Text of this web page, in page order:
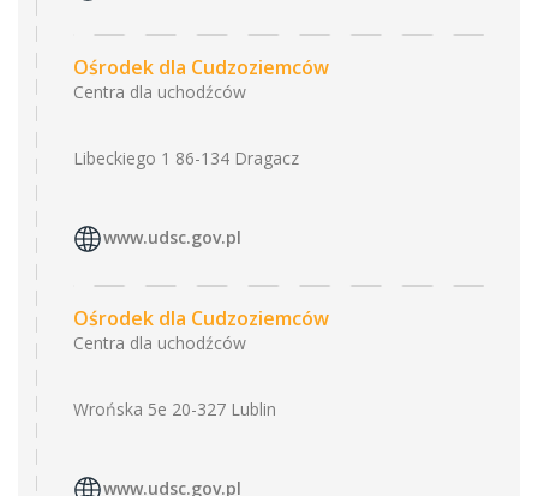
Ośrodek dla Cudzoziemców
Centra dla uchodźców
Libeckiego 1 86-134 Dragacz
www.udsc.gov.pl
Ośrodek dla Cudzoziemców
Centra dla uchodźców
Wrońska 5e 20-327 Lublin
www.udsc.gov.pl